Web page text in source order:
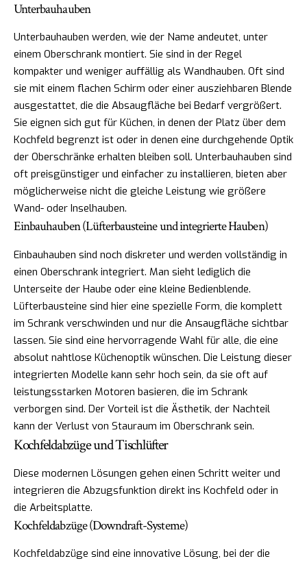
Unterbauhauben
Unterbauhauben werden, wie der Name andeutet, unter
einem Oberschrank montiert. Sie sind in der Regel
kompakter und weniger auffällig als Wandhauben. Oft sind
sie mit einem flachen Schirm oder einer ausziehbaren Blende
ausgestattet, die die Absaugfläche bei Bedarf vergrößert.
Sie eignen sich gut für Küchen, in denen der Platz über dem
Kochfeld begrenzt ist oder in denen eine durchgehende Optik
der Oberschränke erhalten bleiben soll. Unterbauhauben sind
oft preisgünstiger und einfacher zu installieren, bieten aber
möglicherweise nicht die gleiche Leistung wie größere
Wand- oder Inselhauben.
Einbauhauben (Lüfterbausteine und integrierte Hauben)
Einbauhauben sind noch diskreter und werden vollständig in
einen Oberschrank integriert. Man sieht lediglich die
Unterseite der Haube oder eine kleine Bedienblende.
Lüfterbausteine sind hier eine spezielle Form, die komplett
im Schrank verschwinden und nur die Ansaugfläche sichtbar
lassen. Sie sind eine hervorragende Wahl für alle, die eine
absolut nahtlose Küchenoptik wünschen. Die Leistung dieser
integrierten Modelle kann sehr hoch sein, da sie oft auf
leistungsstarken Motoren basieren, die im Schrank
verborgen sind. Der Vorteil ist die Ästhetik, der Nachteil
kann der Verlust von Stauraum im Oberschrank sein.
Kochfeldabzüge und Tischlüfter
Diese modernen Lösungen gehen einen Schritt weiter und
integrieren die Abzugsfunktion direkt ins Kochfeld oder in
die Arbeitsplatte.
Kochfeldabzüge (Downdraft-Systeme)
Kochfeldabzüge sind eine innovative Lösung, bei der die